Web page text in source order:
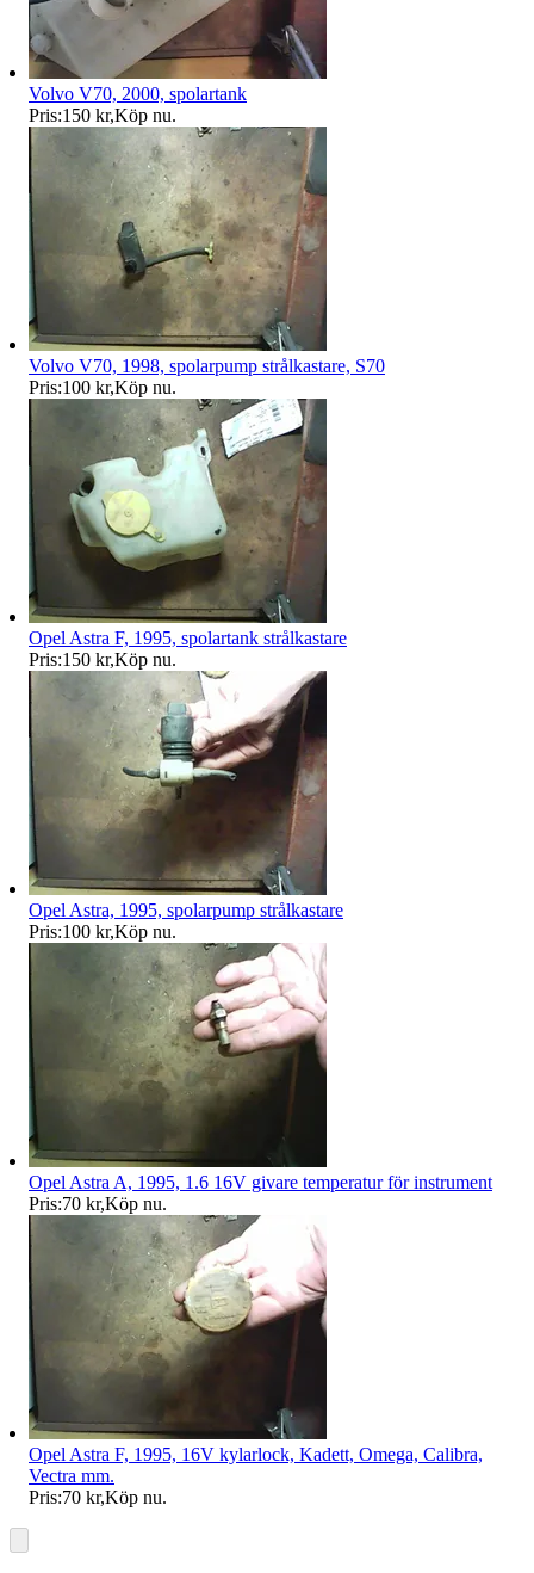
Volvo V70, 2000, spolartank
Pris:150 kr,Köp nu.
Volvo V70, 1998, spolarpump strålkastare, S70
Pris:100 kr,Köp nu.
Opel Astra F, 1995, spolartank strålkastare
Pris:150 kr,Köp nu.
Opel Astra, 1995, spolarpump strålkastare
Pris:100 kr,Köp nu.
Opel Astra A, 1995, 1.6 16V givare temperatur för instrument
Pris:70 kr,Köp nu.
Opel Astra F, 1995, 16V kylarlock, Kadett, Omega, Calibra,
Vectra mm.
Pris:70 kr,Köp nu.